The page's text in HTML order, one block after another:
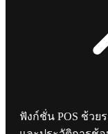
ฟังก์ชั่น POS ช้วย